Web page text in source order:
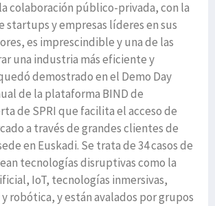
colaboración público-privada, con la
startups y empresas líderes en sus
es imprescindible y una de las
una industria más eficiente y
demostrado en el Demo Day
de la plataforma BIND de
de SPRI que facilita el acceso de
a través de grandes clientes de
en Euskadi. Se trata de 34 casos de
tecnologías disruptivas como la
IoT, tecnologías inmersivas,
robótica, y están avalados por grupos